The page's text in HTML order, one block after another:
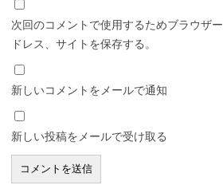
次回のコメントで使用するためブラウザ
ドレス、サイトを保存する。
新しいコメントをメールで通知
新しい投稿をメールで受け取る